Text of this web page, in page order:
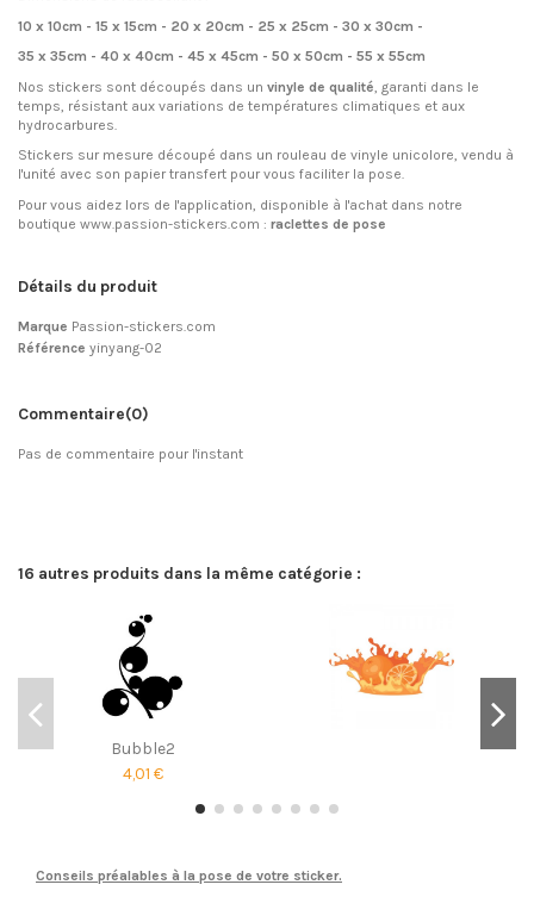
10 x 10cm - 15 x 15cm - 20 x 20cm - 25 x 25cm - 30 x 30cm -
35 x 35cm - 40 x 40cm - 45 x 45cm - 50 x 50cm - 55 x 55cm
Nos stickers sont découpés dans un vinyle de qualité , garanti dans le
temps, résistant aux variations de températures climatiques et aux
hydrocarbures.
Stickers sur mesure découpé dans un rouleau de vinyle unicolore, vendu à
l'unité avec son papier transfert pour vous faciliter la pose.
Pour vous aidez lors de l'application, disponible à l'achat dans notre
boutique www.passion-stickers.com : raclettes de pose
Détails du produit
Marque Passion-stickers.com
Référence yinyang-02
Commentaire(0)
Pas de commentaire pour l'instant
16 autres produits dans la même catégorie :
Bubble2
4,01 €
Conseils préalables à la pose de votre sticker.